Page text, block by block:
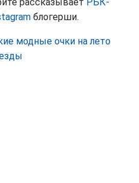
блогерши.
модные очки на лето